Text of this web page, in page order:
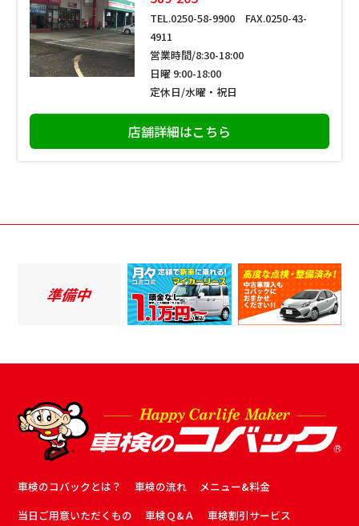
TEL.0250-58-9900 FAX.0250-43-
4911
営業時間/8:30-18:00
日曜 9:00-18:00
定休日/水曜・祝日
店舗詳細はこちら
車検のコバックとは？ 車検の流れ
メニュー&料金
当日ご用意いただくもの
車検Ｑ&Ａ 車検割引サービス